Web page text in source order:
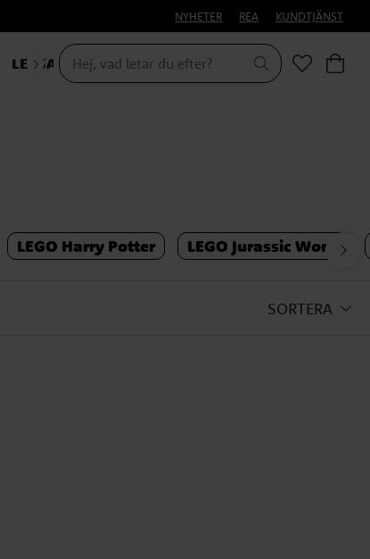
NYHETER REA KUNDTJÄNST
LEKSAKER & PRESENTER
LEGO Harry Potter LEGO Jurassic World
SORTERA